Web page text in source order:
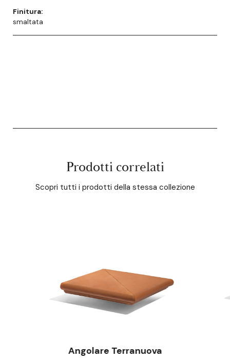
Finitura:
smaltata
Prodotti correlati
Scopri tutti i prodotti della stessa collezione
Angolare Terranuova